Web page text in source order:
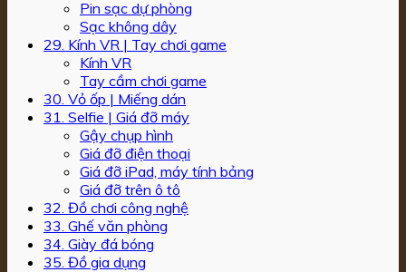
Pin sạc dự phòng
Sạc không dây
29. Kính VR | Tay chơi game
Kính VR
Tay cầm chơi game
30. Vỏ ốp | Miếng dán
31. Selfie | Giá đỡ máy
Gậy chụp hình
Giá đỡ điện thoại
Giá đỡ iPad, máy tính bảng
Giá đỡ trên ô tô
32. Đồ chơi công nghệ
33. Ghế văn phòng
34. Giày đá bóng
35. Đồ gia dụng